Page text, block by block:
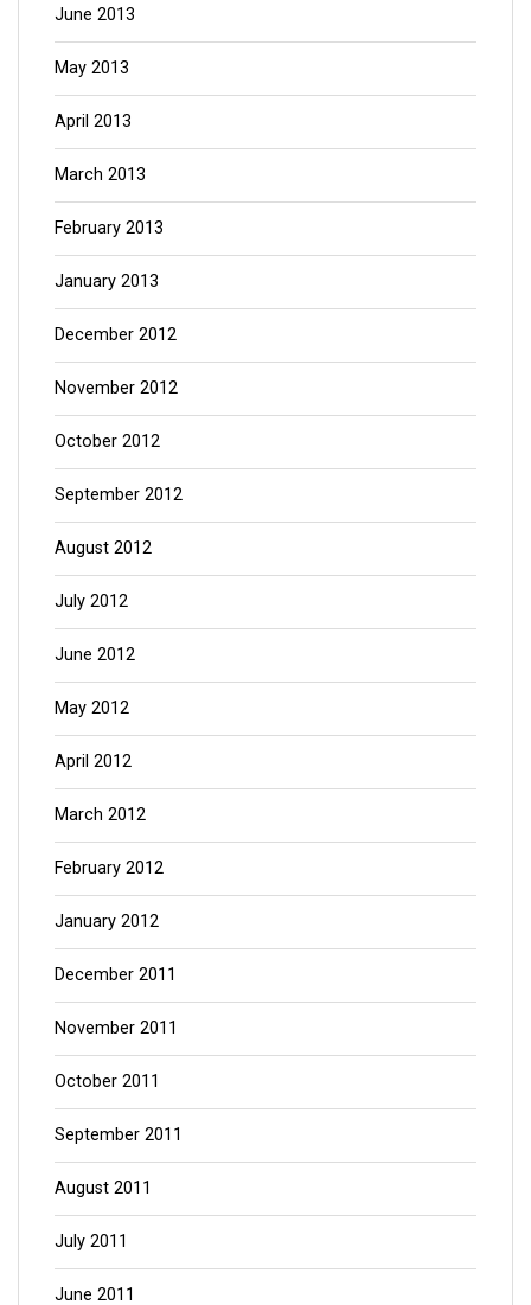
June 2013
May 2013
April 2013
March 2013
February 2013
January 2013
December 2012
November 2012
October 2012
September 2012
August 2012
July 2012
June 2012
May 2012
April 2012
March 2012
February 2012
January 2012
December 2011
November 2011
October 2011
September 2011
August 2011
July 2011
June 2011